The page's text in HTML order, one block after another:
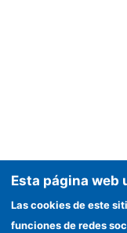
Esta página web
Las cookies de este
funciones de redes